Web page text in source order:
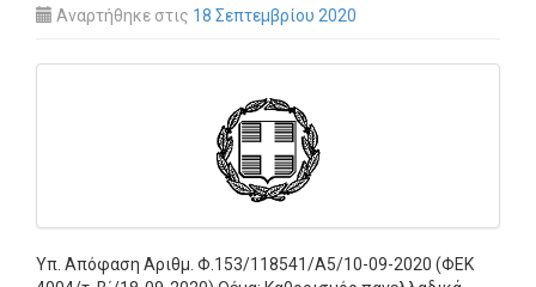
Αναρτήθηκε στις 18 Σεπτεμβρίου 2020
Υπ. Απόφαση Αριθμ. Φ.153/118541/Α5/10-09-2020 (ΦΕΚ